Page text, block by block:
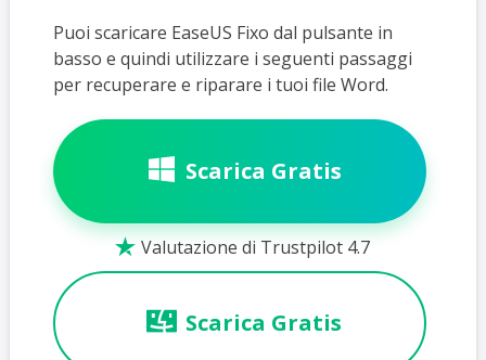
Puoi scaricare EaseUS Fixo dal pulsante in
basso e quindi utilizzare i seguenti passaggi
per recuperare e riparare i tuoi file Word.
Scarica Gratis
 Valutazione di Trustpilot 4.7
Scarica Gratis